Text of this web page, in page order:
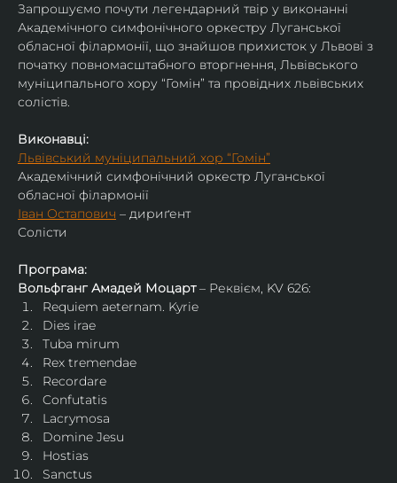
Запрошуємо почути легендарний твір у виконанні
Академічного симфонічного оркестру Луганської
обласної філармонії, що знайшов прихисток у Львові з
початку повномасштабного вторгнення, Львівського
муніципального хору “Гомін” та провідних львівських
солістів.
Виконавці:
Львівський муніципальний хор “Гомін”
Академічний симфонічний оркестр Луганської
обласної філармонії
Іван Остапович – дириґент
Солісти
Програма:
Вольфганг Амадей Моцарт – Реквієм, KV 626:
Requiem aeternam. Kyrie
Dies irae
Tuba mirum
Rex tremendae
Recordare
Confutatis
Lacrymosa
Domine Jesu
Hostias
Sanctus